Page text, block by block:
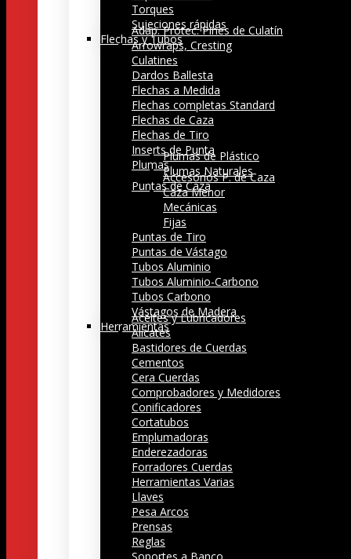
Torques
Sujeciones rápidas
Flechas y Tubos
Adap. Protec. Pines de Culatín
Arrowraps, Cresting
Culatines
Dardos Ballesta
Flechas a Medida
Flechas completas Standard
Flechas de Caza
Flechas de Tiro
Inserts de Punta
Plumas
Plumas de Plástico
Plumas Naturales
Puntas de Caza
Accesorios P. de Caza
Caza Menor
Mecánicas
Fijas
Puntas de Tiro
Puntas de Vástago
Tubos Aluminio
Tubos Aluminio-Carbono
Tubos Carbono
Vástagos de Madera
Herramientas
Aceites y Lubricadores
Alicates
Bastidores de Cuerdas
Cementos
Cera Cuerdas
Comprobadores y Medidores
Conificadores
Cortatubos
Emplumadoras
Enderezadoras
Forradores Cuerdas
Herramientas Varias
Llaves
Pesa Arcos
Prensas
Reglas